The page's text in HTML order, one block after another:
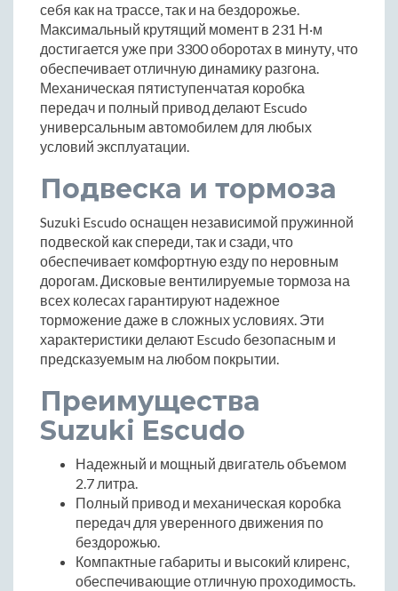
себя как на трассе, так и на бездорожье.
Максимальный крутящий момент в 231 Н·м
достигается уже при 3300 оборотах в минуту, что
обеспечивает отличную динамику разгона.
Механическая пятиступенчатая коробка
передач и полный привод делают Escudo
универсальным автомобилем для любых
условий эксплуатации.
Подвеска и тормоза
Suzuki Escudo оснащен независимой пружинной
подвеской как спереди, так и сзади, что
обеспечивает комфортную езду по неровным
дорогам. Дисковые вентилируемые тормоза на
всех колесах гарантируют надежное
торможение даже в сложных условиях. Эти
характеристики делают Escudo безопасным и
предсказуемым на любом покрытии.
Преимущества
Suzuki Escudo
Надежный и мощный двигатель объемом
2.7 литра.
Полный привод и механическая коробка
передач для уверенного движения по
бездорожью.
Компактные габариты и высокий клиренс,
обеспечивающие отличную проходимость.